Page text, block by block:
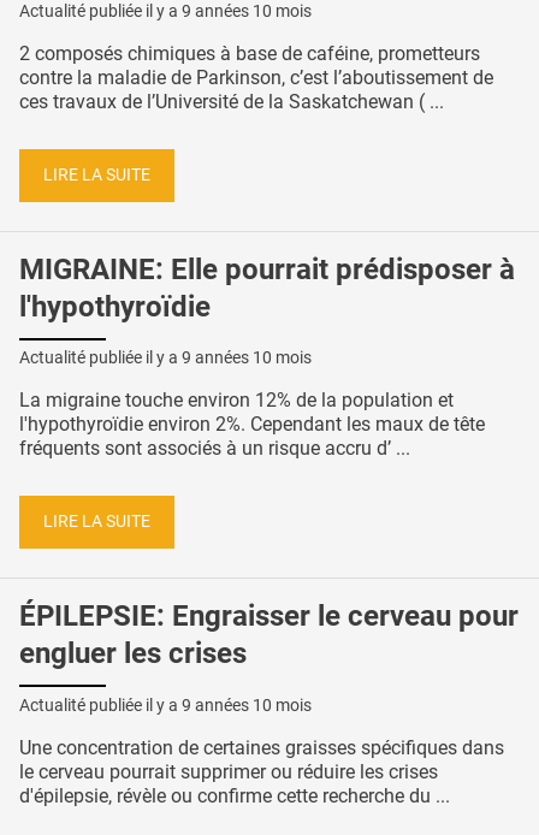
Actualité publiée il y a 9 années 10 mois
2 composés chimiques à base de caféine, prometteurs
contre la maladie de Parkinson, c’est l’aboutissement de
ces travaux de l’Université de la Saskatchewan ( ...
LIRE LA SUITE
MIGRAINE: Elle pourrait prédisposer à
l'hypothyroïdie
Actualité publiée il y a 9 années 10 mois
La migraine touche environ 12% de la population et
l'hypothyroïdie environ 2%. Cependant les maux de tête
fréquents sont associés à un risque accru d’ ...
LIRE LA SUITE
ÉPILEPSIE: Engraisser le cerveau pour
engluer les crises
Actualité publiée il y a 9 années 10 mois
Une concentration de certaines graisses spécifiques dans
le cerveau pourrait supprimer ou réduire les crises
d'épilepsie, révèle ou confirme cette recherche du ...